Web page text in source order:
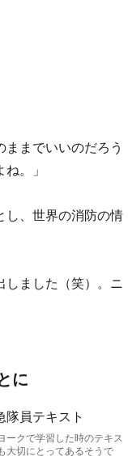
までいいのだろう
。」
し、世界の消防の情
しました（笑）。ニ
に
ークで学習した時のテキス
大切にとってあるそうで